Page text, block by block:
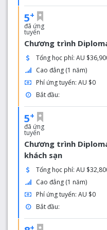
5+
đã ứng
tuyển
Chương trình
Tổng học phí: AU
Cao đẳng (1 năm)
Phí ứng tuyển: AU $0
Bắt đầu:
5+
đã ứng
tuyển
Chương trình
khách sạn
Tổng học phí: AU
Cao đẳng (1 năm)
Phí ứng tuyển: AU $0
Bắt đầu:
+